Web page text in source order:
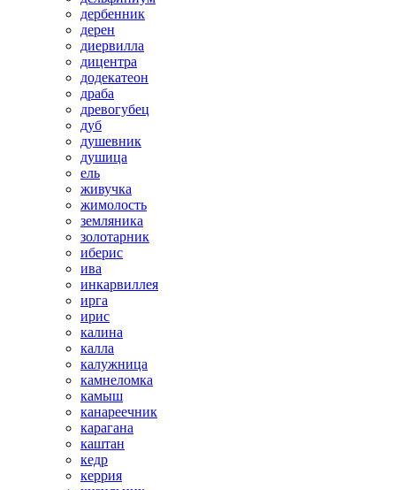
дербенник
дерен
диервилла
дицентра
додекатеон
драба
древогубец
дуб
душевник
душица
ель
живучка
жимолость
земляника
золотарник
иберис
ива
инкарвиллея
ирга
ирис
калина
калла
калужница
камнеломка
камыш
канареечник
карагана
каштан
кедр
керрия